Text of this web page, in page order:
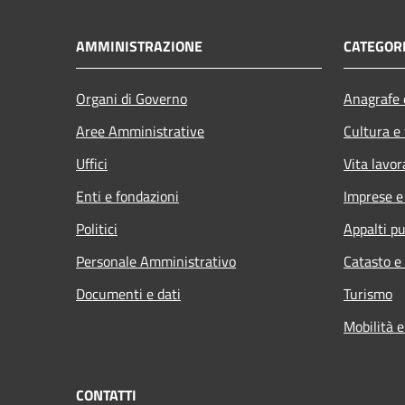
AMMINISTRAZIONE
Organi di Governo
Aree Amministrative
Uffici
Enti e fondazioni
Politici
Personale Amministrativo
Documenti e dati
Cultura
Vita
Imprese
Appalti
Catasto
Turismo
Mobilità
CONTATTI